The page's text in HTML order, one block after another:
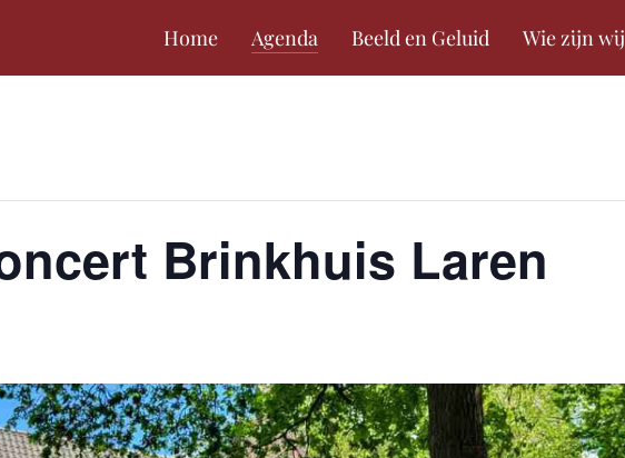
Home Agenda Beeld en Geluid Wie zijn wij
Brinkhuis Laren